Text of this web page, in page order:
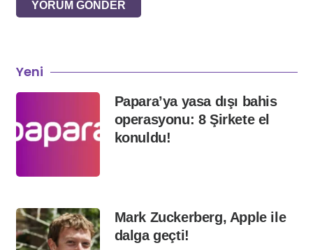
YORUM GÖNDER
Yeni
Papara’ya yasa dışı bahis
operasyonu: 8 Şirkete el
konuldu!
Mark Zuckerberg, Apple ile
dalga geçti!